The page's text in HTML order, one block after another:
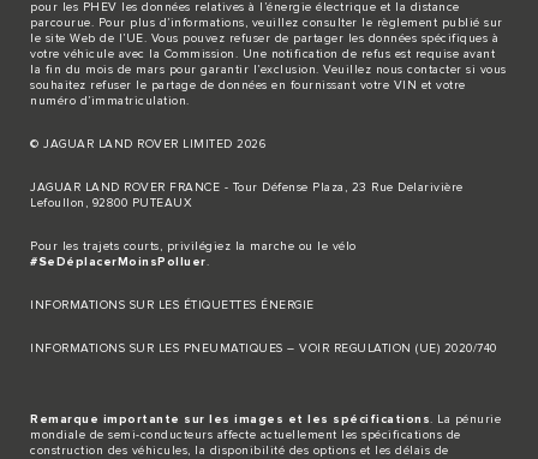
pour les PHEV les données relatives à l’énergie électrique et la distance
parcourue. Pour plus d’informations, veuillez consulter le règlement publié sur
le site Web de l’UE. Vous pouvez refuser de partager les données spécifiques à
votre véhicule avec la Commission. Une notification de refus est requise avant
la fin du mois de mars pour garantir l’exclusion. Veuillez nous contacter si vous
souhaitez refuser le partage de données en fournissant votre VIN et votre
numéro d’immatriculation.
© JAGUAR LAND ROVER LIMITED 2026
JAGUAR LAND ROVER FRANCE - Tour Défense Plaza, 23 Rue Delarivière
Lefoullon, 92800 PUTEAUX
Pour les trajets courts, privilégiez la marche ou le vélo
#SeDéplacerMoinsPolluer.
INFORMATIONS SUR LES ÉTIQUETTES ÉNERGIE
INFORMATIONS SUR LES PNEUMATIQUES – VOIR REGULATION (UE) 2020/740
Remarque importante sur les images et les spécifications. La pénurie
mondiale de semi-conducteurs affecte actuellement les spécifications de
construction des véhicules, la disponibilité des options et les délais de